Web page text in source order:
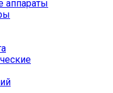
аппараты